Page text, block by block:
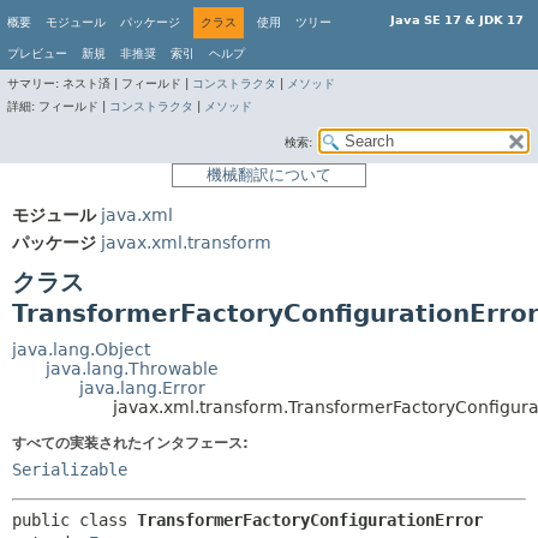
Java SE 17 & JDK 17
概要 モジュール パッケージ クラス 使用 ツリー
プレビュー 新規 非推奨 索引 ヘルプ
サマリー: ネスト済 | フィールド | コンストラクタ
メソッド
詳細: フィールド | コンストラクタ メソッド
検索:
機械翻訳について
モジュール java.xml
パッケージ javax.xml.transform
クラス
TransformerFactoryConfigurationError
java.lang.Object
java.lang.Throwable
java.lang.Error
すべての実装されたインタフェース:
Serializable
public class TransformerFactoryConfigurationError